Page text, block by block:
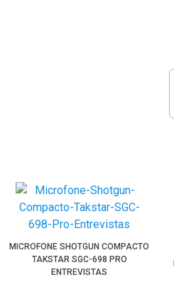
MICROFONE SHOTGUN COMPACTO
TAKSTAR SGC-698 PRO
ENTREVISTAS